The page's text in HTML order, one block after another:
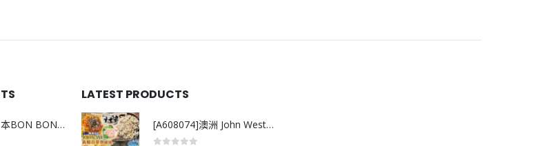
[J206232] 日本BON BON銀離子抗菌啫喱洗衣珠 (80粒)
LATEST PRODUCTS
[A608074]澳洲 John West黃鮨吞拿魚罐頭